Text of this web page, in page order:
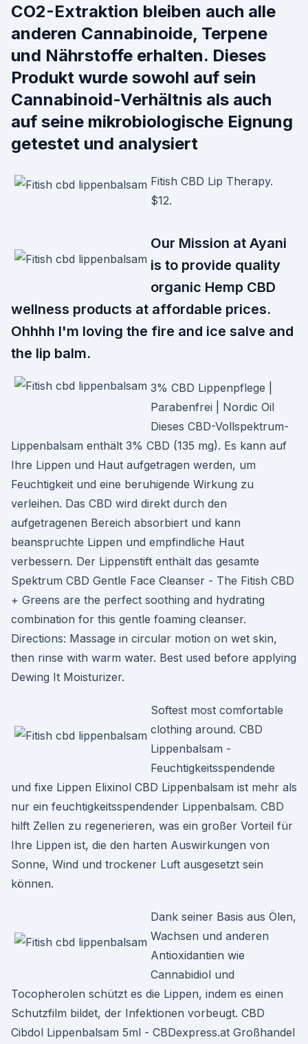
CO2-Extraktion bleiben auch alle
anderen Cannabinoide, Terpene
und Nährstoffe erhalten. Dieses
Produkt wurde sowohl auf sein
Cannabinoid-Verhältnis als auch
auf seine mikrobiologische Eignung
getestet und analysiert
Fitish CBD Lip Therapy.
$12.
Our Mission at Ayani
is to provide quality
organic Hemp CBD
wellness products at affordable prices.
Ohhhh I'm loving the fire and ice salve and
the lip balm.
3% CBD Lippenpflege |
Parabenfrei | Nordic Oil
Dieses CBD-Vollspektrum-
Lippenbalsam enthält 3% CBD (135 mg). Es kann auf
Ihre Lippen und Haut aufgetragen werden, um
Feuchtigkeit und eine beruhigende Wirkung zu
verleihen. Das CBD wird direkt durch den
aufgetragenen Bereich absorbiert und kann
beanspruchte Lippen und empfindliche Haut
verbessern. Der Lippenstift enthält das gesamte
Spektrum CBD Gentle Face Cleanser - The Fitish CBD
+ Greens are the perfect soothing and hydrating
combination for this gentle foaming cleanser.
Directions: Massage in circular motion on wet skin,
then rinse with warm water. Best used before applying
Dewing It Moisturizer.
Softest most comfortable
clothing around. CBD
Lippenbalsam -
Feuchtigkeitsspendende
und fixe Lippen Elixinol CBD Lippenbalsam ist mehr als
nur ein feuchtigkeitsspendender Lippenbalsam. CBD
hilft Zellen zu regenerieren, was ein großer Vorteil für
Ihre Lippen ist, die den harten Auswirkungen von
Sonne, Wind und trockener Luft ausgesetzt sein
können.
Dank seiner Basis aus Ölen,
Wachsen und anderen
Antioxidantien wie
Cannabidiol und
Tocopherolen schützt es die Lippen, indem es einen
Schutzfilm bildet, der Infektionen vorbeugt. CBD
Cibdol Lippenbalsam 5ml - CBDexpress.at Großhandel